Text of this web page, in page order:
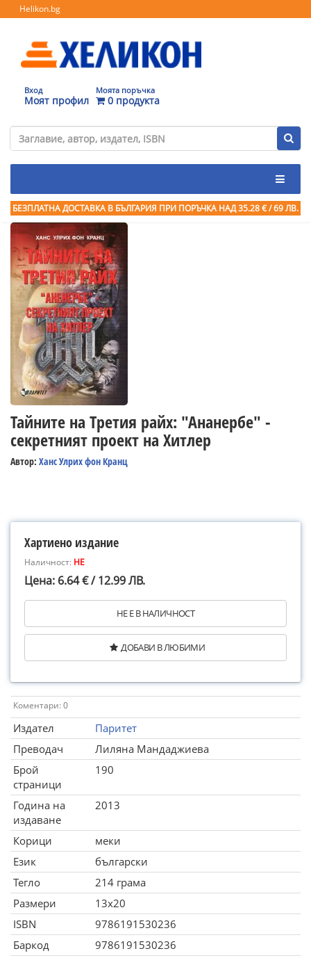
Helikon.bg
Вход
Моят профил
Моята поръчка
0 продукта
БЕЗПЛАТНА ДОСТАВКА В БЪЛГАРИЯ ПРИ ПОРЪЧКА НАД 35.28 € / 69 ЛВ.
Тайните на Третия райх: "Ананербе" -
секретният проект на Хитлер
Автор: Ханс Улрих фон Кранц
Хартиено издание
Наличност: НЕ
Цена: 6.64 € / 12.99 ЛВ.
НЕ Е В НАЛИЧНОСТ
ДОБАВИ В ЛЮБИМИ
Коментари: 0
Издател
Паритет
Преводач
Лиляна Мандаджиева
Брой
страници
190
Година на
издаване
2013
Корици
меки
Език
български
Тегло
214 грама
Размери
13x20
ISBN
9786191530236
Баркод
9786191530236